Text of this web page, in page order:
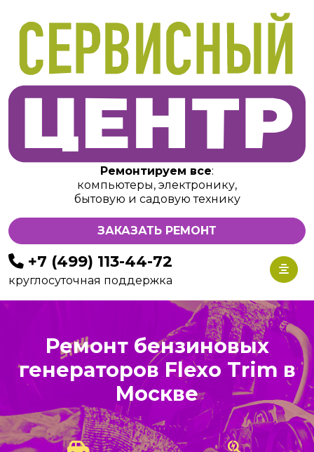
Ремонтируем все:
компьютеры, электронику,
бытовую и садовую технику
ЗАКАЗАТЬ РЕМОНТ
+7 (499) 113-44-72
круглосуточная поддержка
Ремонт бензиновых
генераторов Flexo Trim в
Москве